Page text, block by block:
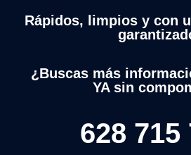
Rápidos, limpios y con
¿Buscas más
YA sin
628 715